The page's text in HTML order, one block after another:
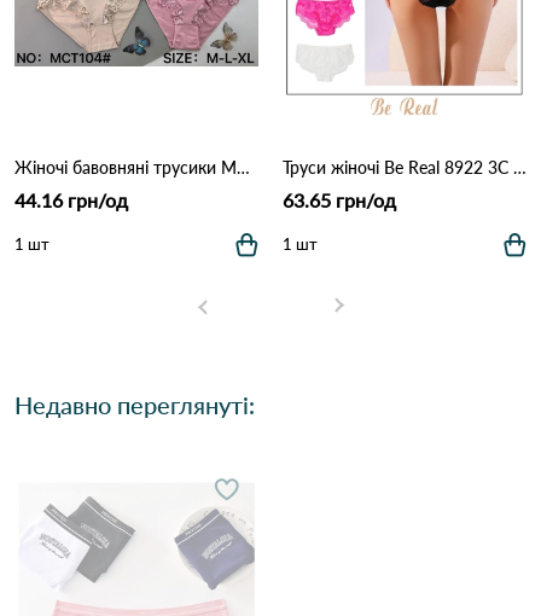
Жіночі бавовняні трусики MCT104 (M–XL) 12B Різні кольори
44.16 грн/од
1 шт
Труси жіночі Be Real 8922 3C Різні кольори
63.65 грн/од
1 шт
Недавно переглянуті: